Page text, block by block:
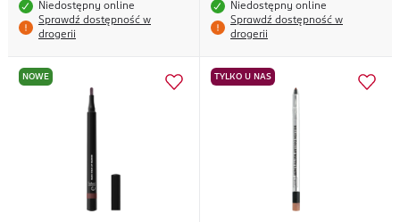
Niedostępny online
Sprawdź dostępność w
drogerii
Niedostępny online
Sprawdź dostępność w
drogerii
NOWE TYLKO U NAS